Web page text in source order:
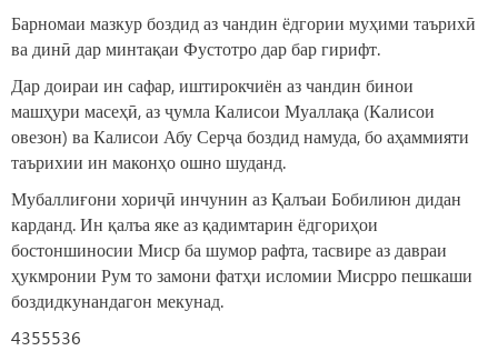
Барномаи мазкур боздид аз чандин ёдгории муҳими таърихӣ
ва динӣ дар минтақаи Фустотро дар бар гирифт.
Дар доираи ин сафар, иштирокчиён аз чандин бинои
машҳури масеҳӣ, аз ҷумла Калисои Муаллақа (Калисои
овезон) ва Калисои Абу Серҷа боздид намуда, бо аҳаммияти
таърихии ин маконҳо ошно шуданд.
Мубаллиғони хориҷӣ инчунин аз Қалъаи Бобилиюн дидан
карданд. Ин қалъа яке аз қадимтарин ёдгориҳои
бостоншиносии Миср ба шумор рафта, тасвире аз давраи
ҳукмронии Рум то замони фатҳи исломии Мисрро пешкаши
боздидкунандагон мекунад.
4355536